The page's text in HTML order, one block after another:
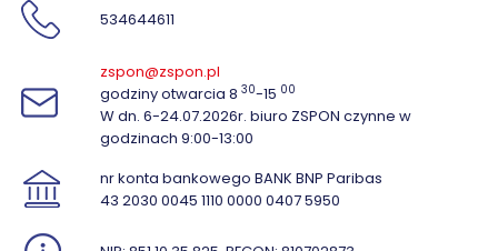
534644611
zspon@zspon.pl
godziny otwarcia 8 30-15 00
W dn. 6-24.07.2026r. biuro ZSPON czynne w
godzinach 9:00-13:00
nr konta bankowego BANK BNP Paribas
43 2030 0045 1110 0000 0407 5950